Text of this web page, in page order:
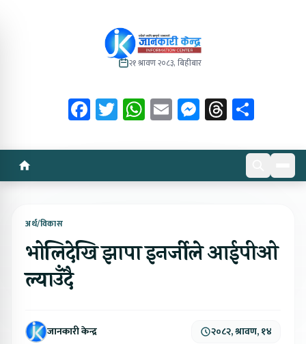
२१ श्रावण २०८३, बिहीबार
Facebook
Twitter
WhatsApp
EmailMessenger
Threads
अर्थ/विकास
भोलिदेखि झापा इनर्जीले आईपीओ
ल्याउँदै
जानकारी केन्द्र २०८२, श्रावण, १४